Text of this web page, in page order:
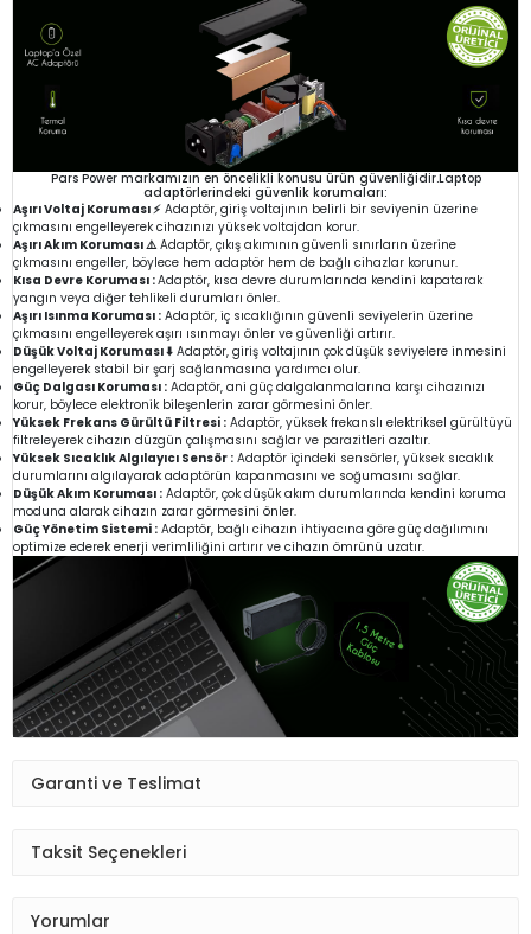
Pars Power markamızın en öncelikli konusu ürün güvenliğidir.Laptop
adaptörlerindeki güvenlik korumaları:
Aşırı Voltaj Koruması ⚡ Adaptör, giriş voltajının belirli bir seviyenin üzerine
çıkmasını engelleyerek cihazınızı yüksek voltajdan korur.
Aşırı Akım Koruması ⚠️Adaptör, çıkış akımının güvenli sınırların üzerine
çıkmasını engeller, böylece hem adaptör hem de bağlı cihazlar korunur.
Kısa Devre Koruması :Adaptör, kısa devre durumlarında kendini kapatarak
yangın veya diğer tehlikeli durumları önler.
Aşırı Isınma Koruması : Adaptör, iç sıcaklığının güvenli seviyelerin üzerine
çıkmasını engelleyerek aşırı ısınmayı önler ve güvenliği artırır.
Düşük Voltaj Koruması ⬇️ Adaptör, giriş voltajının çok düşük seviyelere inmesini
engelleyerek stabil bir şarj sağlanmasına yardımcı olur.
Güç Dalgası Koruması : Adaptör, ani güç dalgalanmalarına karşı cihazınızı
korur, böylece elektronik bileşenlerin zarar görmesini önler.
Yüksek Frekans Gürültü Filtresi : Adaptör, yüksek frekanslı elektriksel gürültüyü
filtreleyerek cihazın düzgün çalışmasını sağlar ve parazitleri azaltır.
Yüksek Sıcaklık Algılayıcı Sensör : Adaptör içindeki sensörler, yüksek sıcaklık
durumlarını algılayarak adaptörün kapanmasını ve soğumasını sağlar.
Düşük Akım Koruması : Adaptör, çok düşük akım durumlarında kendini koruma
moduna alarak cihazın zarar görmesini önler.
Güç Yönetim Sistemi : Adaptör, bağlı cihazın ihtiyacına göre güç dağılımını
optimize ederek enerji verimliliğini artırır ve cihazın ömrünü uzatır.
Garanti ve Teslimat
Taksit Seçenekleri
Yorumlar